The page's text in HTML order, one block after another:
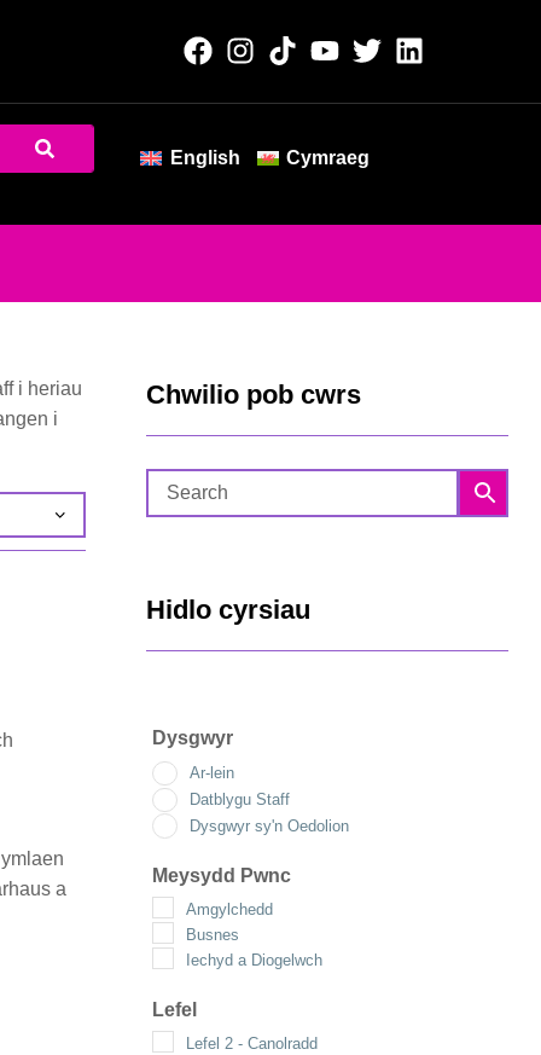
English Cymraeg
i heriau
i
a
Chwilio pob cwrs
Hidlo cyrsiau
Dysgwyr
Ar-lein
Datblygu Staff
Dysgwyr sy'n Oedolion
Meysydd Pwnc
Amgylchedd
Busnes
Iechyd a Diogelwch
Lefel
Lefel 2 - Canolradd